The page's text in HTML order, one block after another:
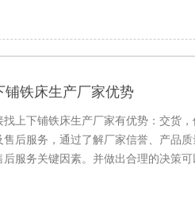
铺铁床生产厂家优势
上下铺铁床生产厂家有优势：交货，
售后服务，通过了解厂家信誉、产品
后服务关键因素。并做出合理的决策